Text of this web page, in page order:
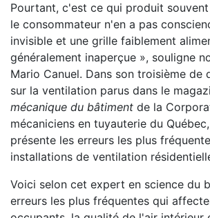
Pourtant, c'est ce qui produit
le consommateur n'en a pas
invisible et une grille faiblement
généralement inaperçue », souligne
Mario Canuel. Dans son troisième de
sur la ventilation parus dans le
mécanique du bâtiment de la
mécaniciens en tuyauterie du
présente les erreurs les plus
installations de ventilation
Voici selon cet expert en science du
erreurs les plus fréquentes qui